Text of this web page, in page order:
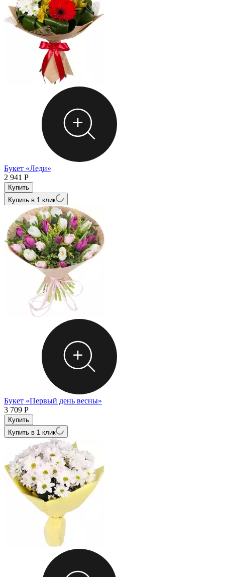
Букет «Леди»
2 941 Р
Купить в 1 клик
Букет «Первый день весны»
3 709 Р
Купить в 1 клик